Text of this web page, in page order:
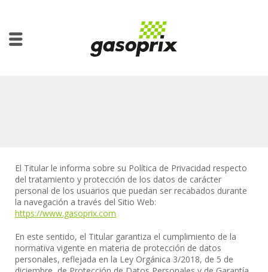
El Titular le informa sobre su Política de Privacidad respecto
del tratamiento y protección de los datos de carácter
personal de los usuarios que puedan ser recabados durante
la navegación a través del Sitio Web:
https://www.gasoprix.com
En este sentido, el Titular garantiza el cumplimiento de la
normativa vigente en materia de protección de datos
personales, reflejada en la Ley Orgánica 3/2018, de 5 de